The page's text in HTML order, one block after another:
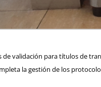
de validación para títulos de
la gestión de los